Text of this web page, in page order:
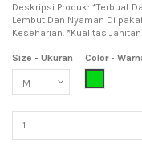
Deskripsi Produk: *Terbuat
Lembut Dan Nyaman Di
Keseharian. *Kualitas
Size - Ukuran
Color -